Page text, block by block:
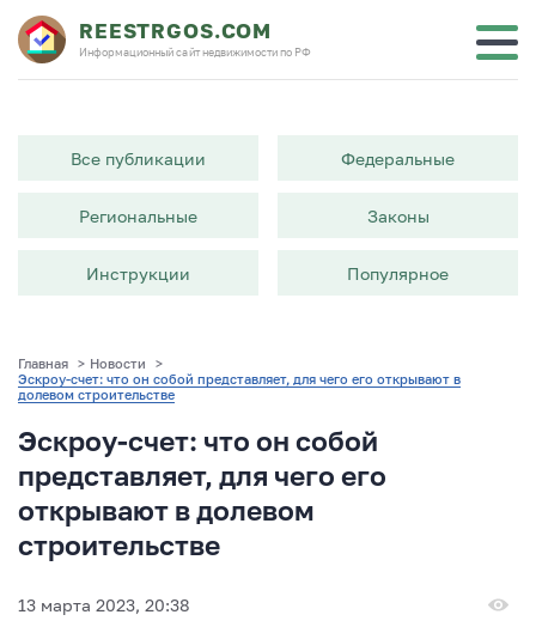
REESTRGOS.COM
Информационный сайт недвижимости по РФ
Все публикации Федеральные
Региональные Законы
Инструкции Популярное
Главная > Новости
>
Эскроу-счет: что он собой представляет, для чего его открывают в
долевом строительстве
Эскроу-счет: что он собой
представляет, для чего его
открывают в долевом
строительстве
13 марта 2023, 20:38